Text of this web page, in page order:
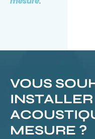
VOUS
MESURE ?